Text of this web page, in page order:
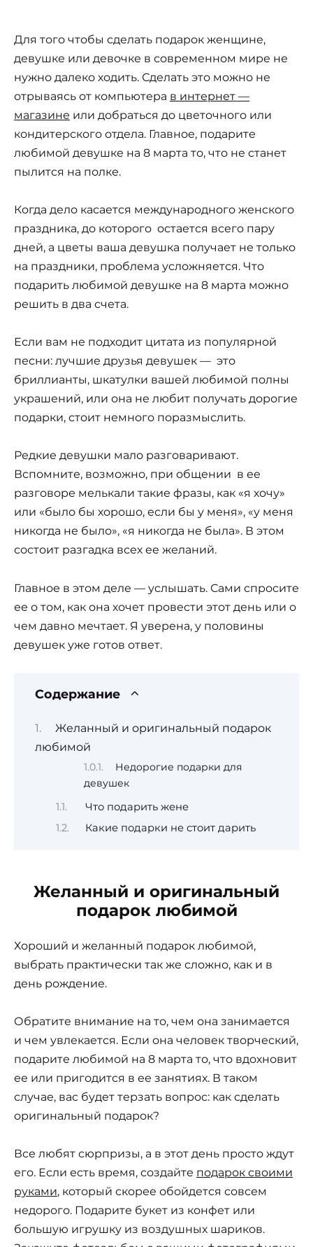
Для того чтобы сделать подарок женщине,
девушке или девочке в современном мире не
нужно далеко ходить. Сделать это можно не
отрываясь от компьютера в интернет —
магазине или добраться до цветочного или
кондитерского отдела. Главное, подарите
любимой девушке на 8 марта то, что не станет
пылится на полке.
Когда дело касается международного женского
праздника, до которого остается всего пару
дней, а цветы ваша девушка получает не только
на праздники, проблема усложняется. Что
подарить любимой девушке на 8 марта можно
решить в два счета.
Если вам не подходит цитата из популярной
песни: лучшие друзья девушек — это
бриллианты, шкатулки вашей любимой полны
украшений, или она не любит получать дорогие
подарки, стоит немного поразмыслить.
Редкие девушки мало разговаривают.
Вспомните, возможно, при общении в ее
разговоре мелькали такие фразы, как «я хочу»
или «было бы хорошо, если бы у меня», «у меня
никогда не было», «я никогда не была». В этом
состоит разгадка всех ее желаний.
Главное в этом деле — услышать. Сами спросите
ее о том, как она хочет провести этот день или о
чем давно мечтает. Я уверена, у половины
девушек уже готов ответ.
Содержание
Желанный и оригинальный подарок
любимой
Недорогие подарки для
девушек
Что подарить жене
Какие подарки не стоит дарить
Желанный и оригинальный
подарок любимой
Хороший и желанный подарок любимой,
выбрать практически так же сложно, как и в
день рождение.
Обратите внимание на то, чем она занимается
и чем увлекается. Если она человек творческий,
подарите любимой на 8 марта то, что вдохновит
ее или пригодится в ее занятиях. В таком
случае, вас будет терзать вопрос: как сделать
оригинальный подарок?
Все любят сюрпризы, а в этот день просто ждут
его. Если есть время, создайте подарок своими
руками, который скорее обойдется совсем
недорого. Подарите букет из конфет или
большую игрушку из воздушных шариков.